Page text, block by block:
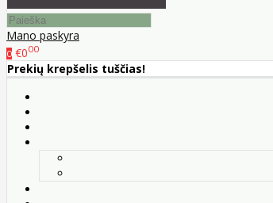
Mano paskyra
0 €000
Prekių krepšelis tuščias!